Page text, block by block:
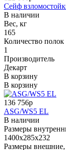
Сейф
В наличии
Вес, кг
165
Количество полок
1
Производитель
Декарт
В корзину
В корзину
136 756р
ASG/WS5 EL
В наличии
Размеры
1400x285x232
Размеры